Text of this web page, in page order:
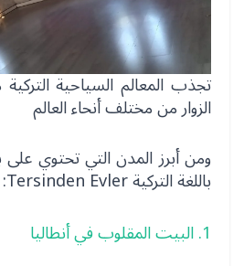
تجذب المعالم السياحية
الزوار من مختلف أنحاء العالم
ومن أبرز المدن التي تحتوي
باللغة التركية Tersinden Evler:
1. البيت المقلوب في أنطاليا